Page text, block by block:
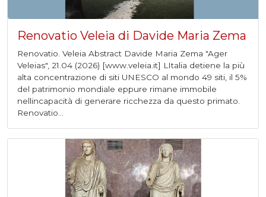
Renovatio Veleia di Davide Maria Zema
Renovatio. Veleia Abstract Davide Maria Zema "Ager
Veleias", 21.04 (2026) [www.veleia.it] LItalia detiene la più
alta concentrazione di siti UNESCO al mondo 49 siti, il 5%
del patrimonio mondiale eppure rimane immobile
nellincapacità di generare ricchezza da questo primato.
Renovatio...